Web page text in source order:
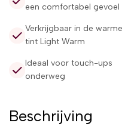
een comfortabel gevoel
Verkrijgbaar in de warme
tint Light Warm
Ideaal voor touch-ups
onderweg
Beschrijving